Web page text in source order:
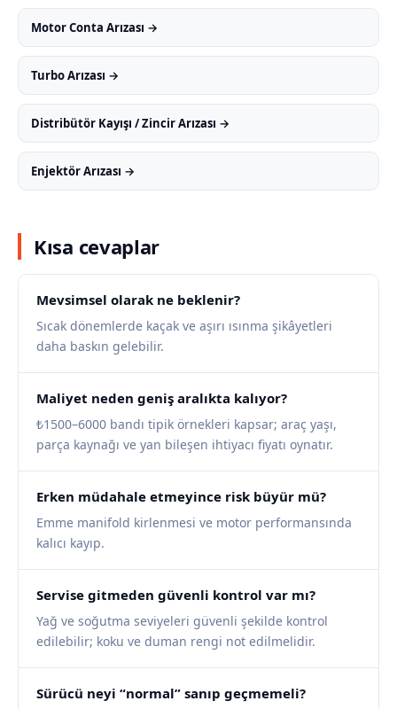
Motor Conta Arızası →
Turbo Arızası →
Distribütör Kayışı / Zincir Arızası →
Enjektör Arızası →
Kısa cevaplar
Mevsimsel olarak ne beklenir?
Sıcak dönemlerde kaçak ve aşırı ısınma şikâyetleri
daha baskın gelebilir.
Maliyet neden geniş aralıkta kalıyor?
₺1500–6000 bandı tipik örnekleri kapsar; araç yaşı,
parça kaynağı ve yan bileşen ihtiyacı fiyatı oynatır.
Erken müdahale etmeyince risk büyür mü?
Emme manifold kirlenmesi ve motor performansında
kalıcı kayıp.
Servise gitmeden güvenli kontrol var mı?
Yağ ve soğutma seviyeleri güvenli şekilde kontrol
edilebilir; koku ve duman rengi not edilmelidir.
Sürücü neyi “normal” sanıp geçmemeli?